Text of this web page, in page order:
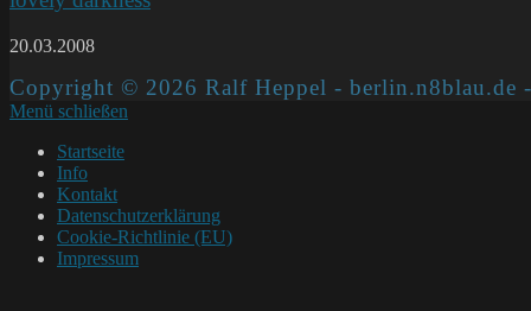
20.03.2008
Copyright © 2026 Ralf Heppel - berlin.n8blau.de
Menü schließen
Startseite
Info
Kontakt
Datenschutzerklärung
Cookie-Richtlinie (EU)
Impressum